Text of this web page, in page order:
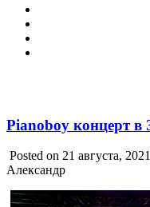
Pianoboy концерт в
Posted on 21 августа,
Александр